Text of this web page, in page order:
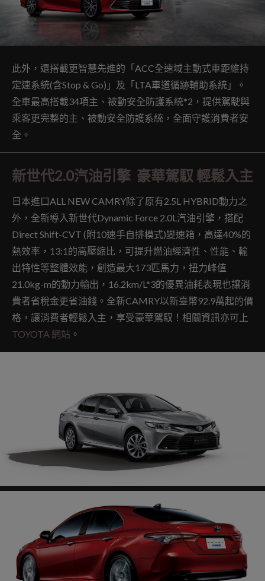
此外，還搭載更智慧先進的「ACC全速域主動式車距維持
定速系統(含Stop & Go)」及「LTA車道循跡輔助系統」。
全車最高搭載34項主、被動安全防護系統*2，提供駕駛與
乘客更完整的主、被動安全防護系統，全面守護消費者安
全。
新世代2.0汽油引擎 豪華駕馭 輕鬆入主
日本進口ALL NEW CAMRY除了原有2.5L HYBRID動力之
外，全新導入新世代Dynamic Force 2.0L汽油引擎，搭配
Direct Shift-CVT (附10速手自排模式)變速箱，高達40%的
熱效率，13:1的高壓縮比，可提升燃油經濟性、性能、輸
出特性等整體效能，創造最大173匹馬力，扭力峰值
21.0kg-m的動力輸出，16.2km/L*3的優異油耗表現也讓消
費者省稅金更省油錢。全新CAMRY以新臺幣92.9萬起的價
格，讓消費者輕鬆入主，享受豪華駕馭！相關資訊亦可上
TOYOTA 網站 。